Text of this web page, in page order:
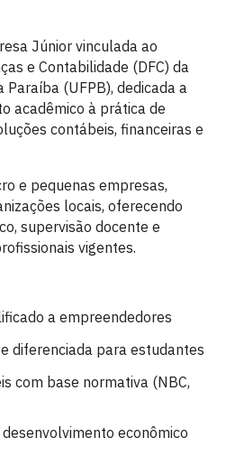
Júnior vinculada ao
e Contabilidade (DFC) da
Paraíba (UFPB), dedicada a
acadêmico à prática de
contábeis, financeiras e
e pequenas empresas,
locais, oferecendo
supervisão docente e
vigentes.
a empreendedores
diferenciada para estudantes
com base normativa (NBC,
econômico